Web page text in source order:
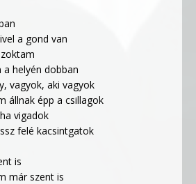
a gond van
a helyén dobban
vagyok, aki vagyok
állnak épp a csillagok
vigadok
felé kacsintgatok
is
már szent is